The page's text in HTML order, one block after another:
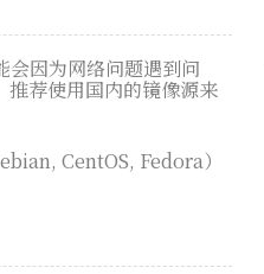
因为网络问题遇到问
推荐使用国内的镜像源来
CentOS, Fedora）